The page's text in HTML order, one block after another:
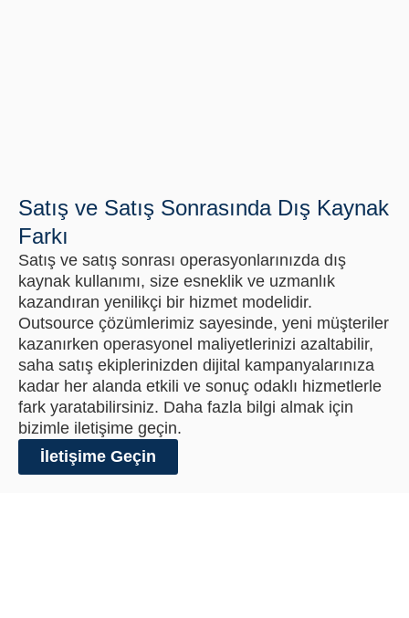
Satış ve Satış Sonrasında Dış Kaynak
Farkı
Satış ve satış sonrası operasyonlarınızda dış
kaynak kullanımı, size esneklik ve uzmanlık
kazandıran yenilikçi bir hizmet modelidir.
Outsource çözümlerimiz sayesinde, yeni müşteriler
kazanırken operasyonel maliyetlerinizi azaltabilir,
saha satış ekiplerinizden dijital kampanyalarınıza
kadar her alanda etkili ve sonuç odaklı hizmetlerle
fark yaratabilirsiniz. Daha fazla bilgi almak için
bizimle iletişime geçin.
İletişime Geçin